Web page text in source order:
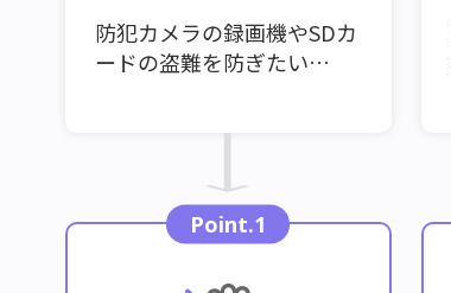
防犯カメラの録画機やSDカ
ードの盗難を防ぎたい…
Point.1